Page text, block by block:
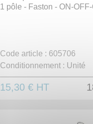
1 pôle - Faston - ON-OFF-
Code article : 605706
Conditionnement : Unité
15,30 € HT